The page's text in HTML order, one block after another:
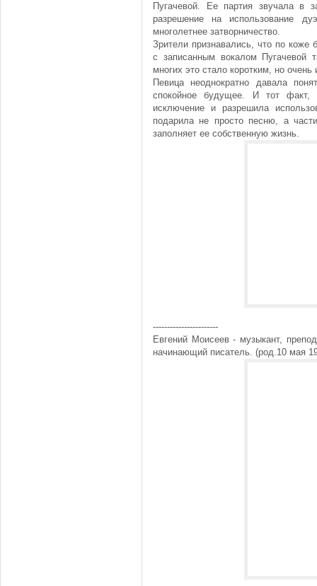
Пугачевой. Ее партия звучала в
разрешение на использование
многолетнее затворничество.
Зрители признавались, что по
с записанным вокалом Пугачевой
многих это стало коротким, но
Певица неоднократно давала
спокойное будущее. И тот
исключение и разрешила
подарила не просто песню, а
заполняет ее собственную жизнь.
-----------------------
Евгений Моисеев - музыкант,
начинающий писатель. (род.10 мая